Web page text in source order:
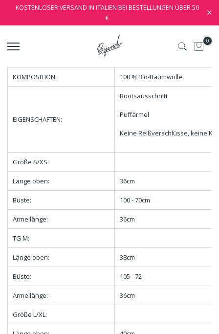
KOSTENLOSER VERSAND IN ITALIEN BEI BESTELLUNGEN ÜBER 50
€
0
KOMPOSITION: 100 % Bio-Baumwolle
EIGENSCHAFTEN:
Bootsausschnitt
Puffärmel
Keine Reißverschlüsse, keine
Größe S/XS:
Länge oben: 36cm
Büste: 100 - 70cm
Ärmellänge: 36cm
TG M:
Länge oben: 38cm
Büste: 105 - 72
Ärmellänge: 36cm
Größe L/XL: